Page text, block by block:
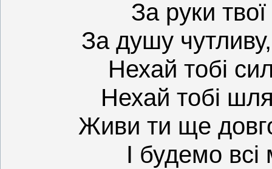
За руки твої
За душу
Нехай тобі
Нехай тобі
Живи ти ще
І будемо